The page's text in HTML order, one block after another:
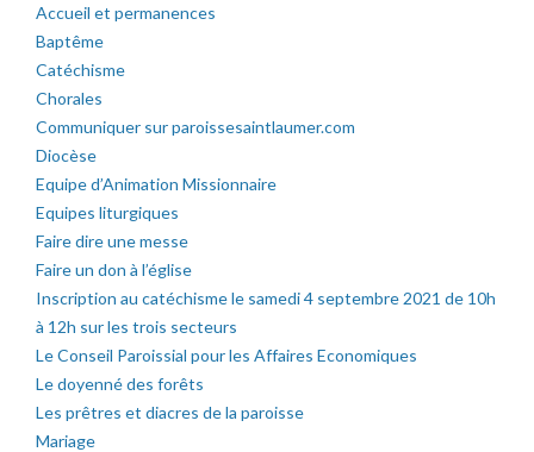
Accueil et permanences
Baptême
Catéchisme
Chorales
Communiquer sur paroissesaintlaumer.com
Diocèse
Equipe d’Animation Missionnaire
Equipes liturgiques
Faire dire une messe
Faire un don à l’église
Inscription au catéchisme le samedi 4 septembre 2021 de 10h
à 12h sur les trois secteurs
Le Conseil Paroissial pour les Affaires Economiques
Le doyenné des forêts
Les prêtres et diacres de la paroisse
Mariage